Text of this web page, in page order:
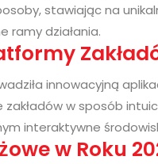
stawiając na
ramy działania.
innowacyjną
w sposób
interaktywne
w Roku